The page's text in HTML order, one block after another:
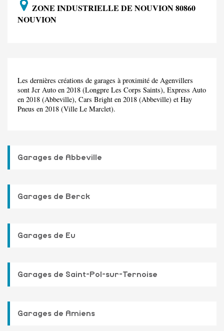
ZONE INDUSTRIELLE DE NOUVION 80860
NOUVION
Les dernières créations de garages à proximité de Agenvillers
sont Jcr Auto en 2018 (Longpre Les Corps Saints), Express Auto
en 2018 (Abbeville), Cars Bright en 2018 (Abbeville) et Hay
Pneus en 2018 (Ville Le Marclet).
Garages de Abbeville
Garages de Berck
Garages de Eu
Garages de Saint-Pol-sur-Ternoise
Garages de Amiens